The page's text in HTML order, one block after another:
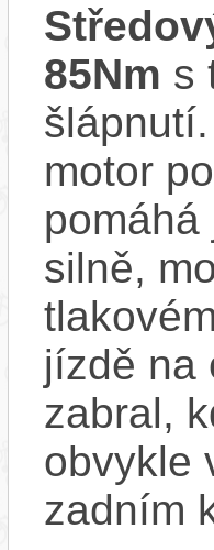
85Nm s
motor
silně,
jízdě na
zabral,
obvykle
zadním